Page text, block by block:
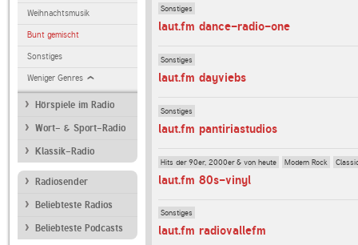
Weihnachtsmusik
Bunt gemischt
Sonstiges
Weniger Genres
Hörspiele im Radio
Wort- & Sport-Radio
Klassik-Radio
Radiosender
Beliebteste Radios
Beliebteste Podcasts
Sonstiges
laut.fm dance-radio-one
Sonstiges
laut.fm dayviebs
Sonstiges
laut.fm pantiriastudios
Hits der 90er, 2000er & von heute Modern Rock
laut.fm 80s-vinyl
Sonstiges
laut.fm radiovallefm